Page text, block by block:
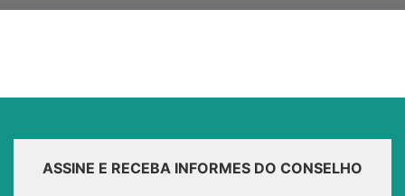
ASSINE E RECEBA INFORMES DO CONSELHO